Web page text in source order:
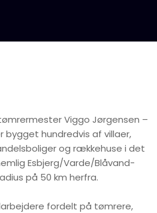
Viggo Jørgensen –
bygget hundredvis af villaer,
og rækkehuse i det
Esbjerg/Varde/Blåvand-
på 50 km herfra.
fordelt på tømrere,